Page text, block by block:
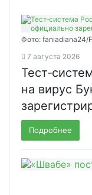
Фото: faniadiana24/
7 августа 2026
на вирус
Подробнее